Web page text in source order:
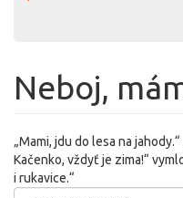
Neboj,
„Mami, jdu do lesa na
Kačenko, vždyť je zima!“
i rukavice.“